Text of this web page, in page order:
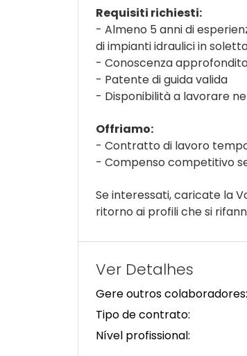
Requisiti richiesti:
- Almeno 5 anni di
di impianti idraulici in
- Conoscenza
- Patente di guida valida
- Disponibilità a lavorare
Offriamo:
- Contratto di lavoro
- Compenso competitivo
Se interessati, caricate la
ritorno ai profili che si
Ver Detalhes
Gere outros colaboradores:
Tipo de contrato:
Nível profissional: